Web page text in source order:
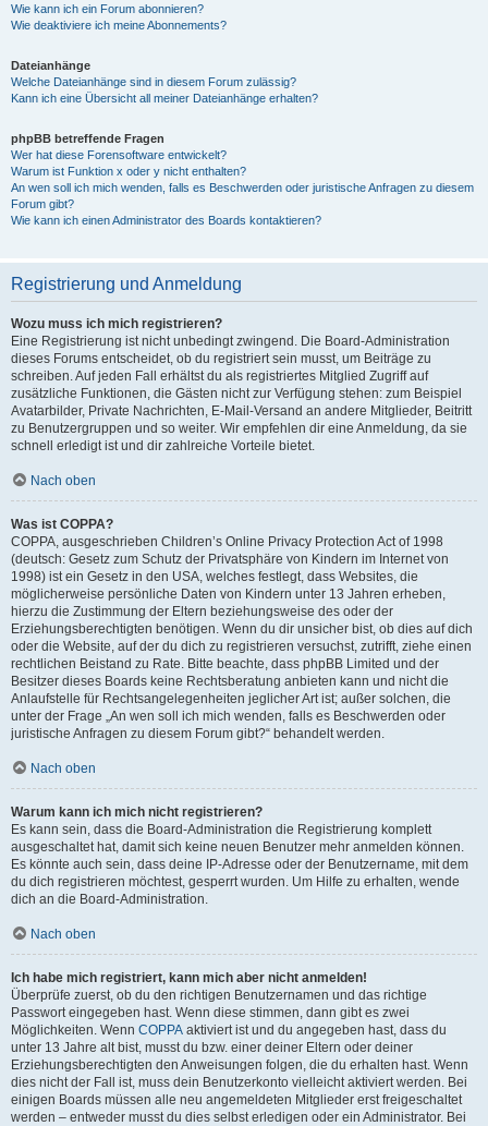
Wie kann ich ein Forum abonnieren?
Wie deaktiviere ich meine Abonnements?
Dateianhänge
Welche Dateianhänge sind in diesem Forum zulässig?
Kann ich eine Übersicht all meiner Dateianhänge erhalten?
phpBB betreffende Fragen
Wer hat diese Forensoftware entwickelt?
Warum ist Funktion x oder y nicht enthalten?
An wen soll ich mich wenden, falls es Beschwerden oder juristische Anfragen zu diesem
Forum gibt?
Wie kann ich einen Administrator des Boards kontaktieren?
Registrierung und Anmeldung
Wozu muss ich mich registrieren?
Eine Registrierung ist nicht unbedingt zwingend. Die Board-Administration
dieses Forums entscheidet, ob du registriert sein musst, um Beiträge zu
schreiben. Auf jeden Fall erhältst du als registriertes Mitglied Zugriff auf
zusätzliche Funktionen, die Gästen nicht zur Verfügung stehen: zum Beispiel
Avatarbilder, Private Nachrichten, E-Mail-Versand an andere Mitglieder, Beitritt
zu Benutzergruppen und so weiter. Wir empfehlen dir eine Anmeldung, da sie
schnell erledigt ist und dir zahlreiche Vorteile bietet.
Nach oben
Was ist COPPA?
COPPA, ausgeschrieben Children’s Online Privacy Protection Act of 1998
(deutsch: Gesetz zum Schutz der Privatsphäre von Kindern im Internet von
1998) ist ein Gesetz in den USA, welches festlegt, dass Websites, die
möglicherweise persönliche Daten von Kindern unter 13 Jahren erheben,
hierzu die Zustimmung der Eltern beziehungsweise des oder der
Erziehungsberechtigten benötigen. Wenn du dir unsicher bist, ob dies auf dich
oder die Website, auf der du dich zu registrieren versuchst, zutrifft, ziehe einen
rechtlichen Beistand zu Rate. Bitte beachte, dass phpBB Limited und der
Besitzer dieses Boards keine Rechtsberatung anbieten kann und nicht die
Anlaufstelle für Rechtsangelegenheiten jeglicher Art ist; außer solchen, die
unter der Frage „An wen soll ich mich wenden, falls es Beschwerden oder
juristische Anfragen zu diesem Forum gibt?“ behandelt werden.
Nach oben
Warum kann ich mich nicht registrieren?
Es kann sein, dass die Board-Administration die Registrierung komplett
ausgeschaltet hat, damit sich keine neuen Benutzer mehr anmelden können.
Es könnte auch sein, dass deine IP-Adresse oder der Benutzername, mit dem
du dich registrieren möchtest, gesperrt wurden. Um Hilfe zu erhalten, wende
dich an die Board-Administration.
Nach oben
Ich habe mich registriert, kann mich aber nicht anmelden!
Überprüfe zuerst, ob du den richtigen Benutzernamen und das richtige
Passwort eingegeben hast. Wenn diese stimmen, dann gibt es zwei
Möglichkeiten. Wenn COPPA aktiviert ist und du angegeben hast, dass du
unter 13 Jahre alt bist, musst du bzw. einer deiner Eltern oder deiner
Erziehungsberechtigten den Anweisungen folgen, die du erhalten hast. Wenn
dies nicht der Fall ist, muss dein Benutzerkonto vielleicht aktiviert werden. Bei
einigen Boards müssen alle neu angemeldeten Mitglieder erst freigeschaltet
werden – entweder musst du dies selbst erledigen oder ein Administrator. Bei